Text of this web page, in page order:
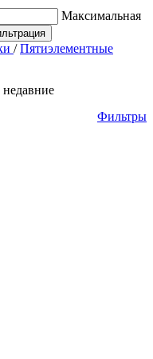
Максимальная
/ Пятиэлементные
Фильтры